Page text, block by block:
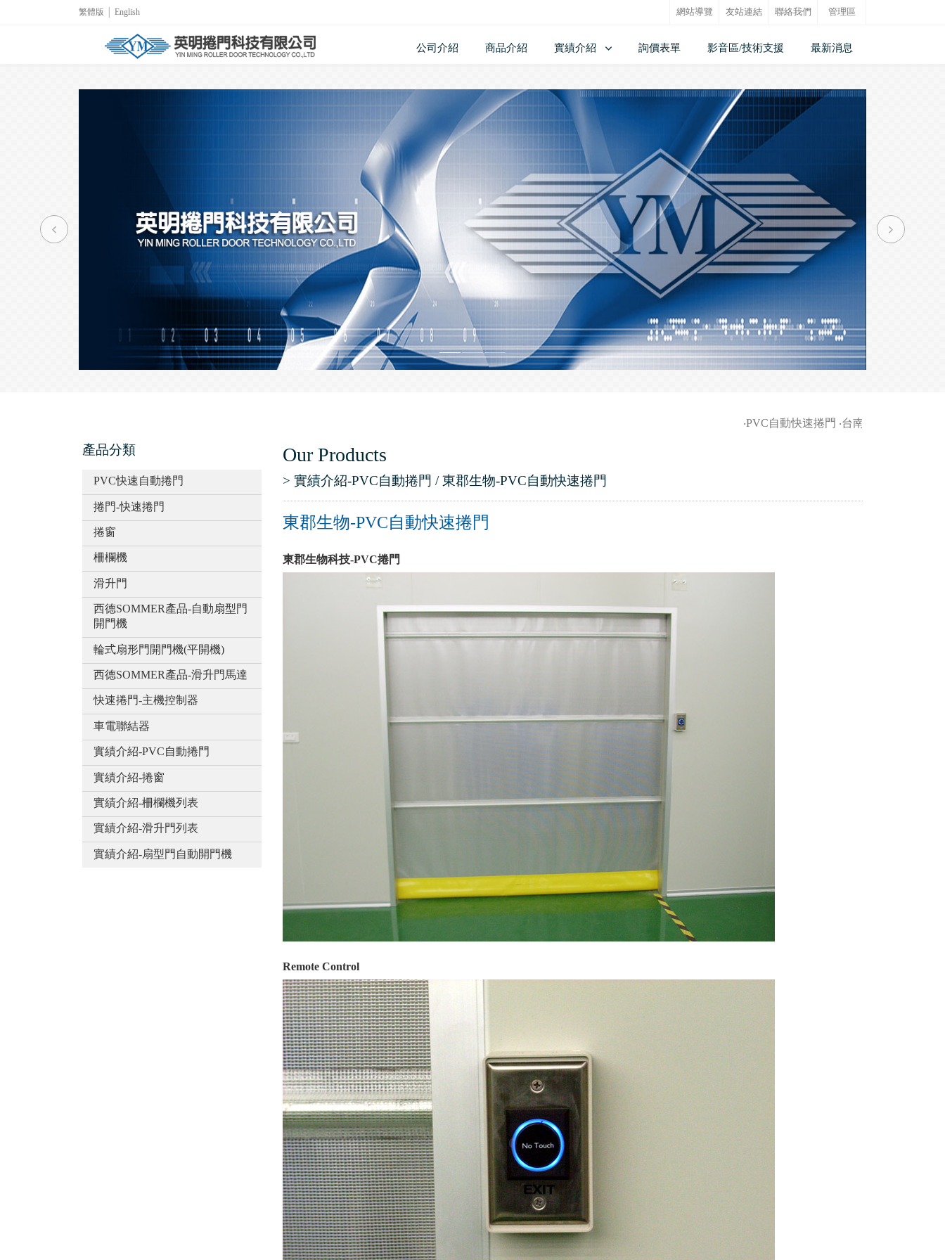
繁體版 English 網站導覽 友站連結 聯絡我們 管理區
公司介紹 商品介紹 實績介紹 詢價表單 影音區/技術支援 最新消息
 
PVC自動快速捲門‧台南家商-柵欄機等車輛
Our Products
> 實績介紹-PVC自動捲門 / 東郡生物-PVC自動快速捲門
東郡生物-PVC自動快速捲門
東郡生物科技-PVC捲門
Remote Control
產品分類
PVC快速自動捲門
捲門-快速捲門
捲窗
柵欄機
滑升門
西德SOMMER產品-自動扇型門
開門機
輪式扇形門開門機(平開機)
西德SOMMER產品-滑升門馬達
快速捲門-主機控制器
車電聯結器
實績介紹-PVC自動捲門
實績介紹-捲窗
實績介紹-柵欄機列表
實績介紹-滑升門列表
實績介紹-扇型門自動開門機